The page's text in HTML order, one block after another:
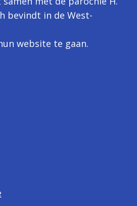
bevindt in de West-
website te gaan.